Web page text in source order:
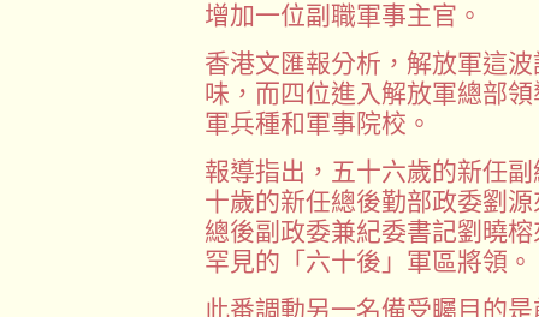
增加一位副職軍事主官。
香港文匯報分析，解放軍這
味，而四位進入解放軍總部
軍兵種和軍事院校。
報導指出，五十六歲的新任
十歲的新任總後勤部政委劉
總後副政委兼紀委書記劉曉
罕見的「六十後」軍區將領。
此番調動另一名備受矚目的